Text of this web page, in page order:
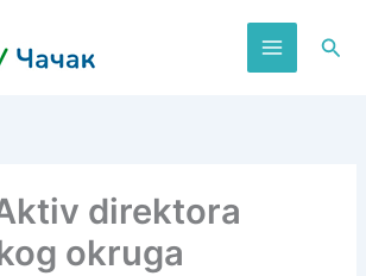
direktora
okruga